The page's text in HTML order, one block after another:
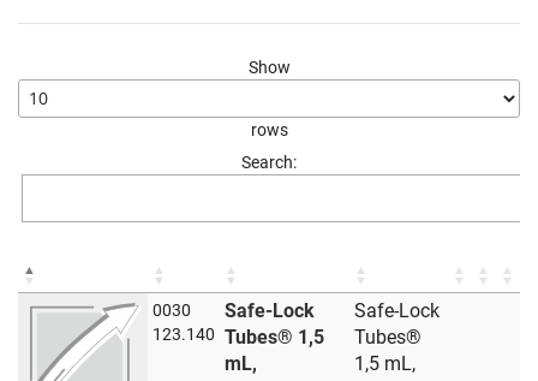
Show
rows
Search:
0030
123.140
Safe-Lock
Tubes® 1,5
mL,
Safe-Lock
Tubes®
1,5 mL,